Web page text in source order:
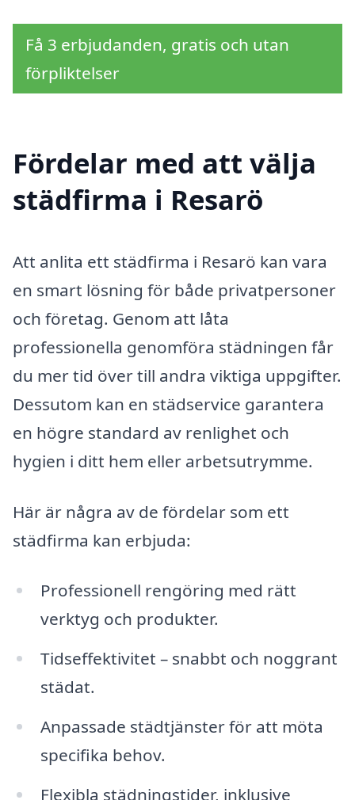
Få 3 erbjudanden, gratis och utan
förpliktelser
Fördelar med att välja
städfirma i Resarö
Att anlita ett städfirma i Resarö kan vara
en smart lösning för både privatpersoner
och företag. Genom att låta
professionella genomföra städningen får
du mer tid över till andra viktiga uppgifter.
Dessutom kan en städservice garantera
en högre standard av renlighet och
hygien i ditt hem eller arbetsutrymme.
Här är några av de fördelar som ett
städfirma kan erbjuda:
Professionell rengöring med rätt
verktyg och produkter.
Tidseffektivitet – snabbt och noggrant
städat.
Anpassade städtjänster för att möta
specifika behov.
Flexibla städningstider, inklusive